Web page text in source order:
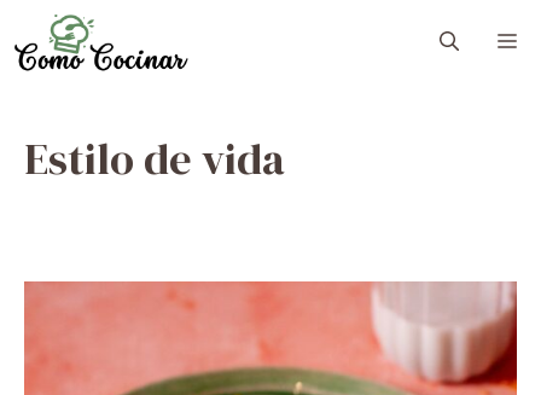
to
content
Estilo de vida